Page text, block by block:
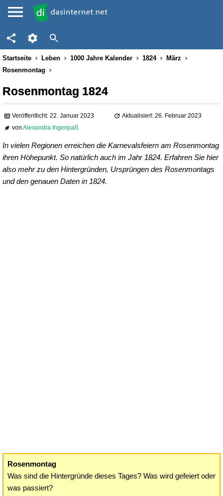
Startseite Leben 1000 Jahre Kalender 1824
März
Rosenmontag
Rosenmontag 1824
Veröffentlicht: 22. Januar 2023
Aktualisiert: 26. Februar 2023
vonAlexandra Ingenpaß
In vielen Regionen erreichen die Karnevalsfeiern am Rosenmontag
ihren Höhepunkt. So natürlich auch im Jahr 1824. Erfahren Sie hier
also mehr zu den Hintergründen, Ursprüngen des Rosenmontags
und den genauen Daten in 1824.
Rosenmontag
Was sind die Hintergründe dieses Tages? Was wird gefeiert oder
was passiert?